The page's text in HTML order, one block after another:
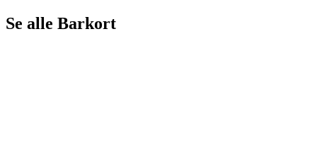
Se alle Barkort